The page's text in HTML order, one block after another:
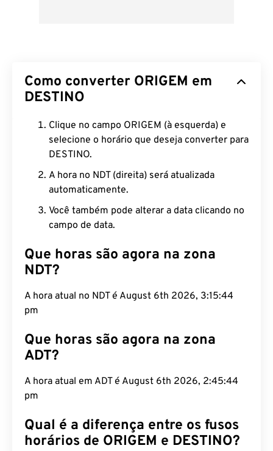
Como converter ORIGEM em
DESTINO
Clique no campo ORIGEM (à esquerda) e
selecione o horário que deseja converter para
DESTINO.
A hora no NDT (direita) será atualizada
automaticamente.
Você também pode alterar a data clicando no
campo de data.
Que horas são agora na zona
NDT?
A hora atual no NDT é August 6th 2026, 3:15:45
pm
Que horas são agora na zona
ADT?
A hora atual em ADT é August 6th 2026, 2:45:45
pm
Qual é a diferença entre os fusos
horários de ORIGEM e DESTINO?